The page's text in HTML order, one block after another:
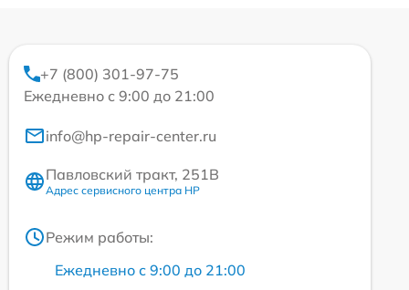
+7 (800) 301-97-75
Ежедневно с 9:00 до 21:00
info@hp-repair-center.ru
Павловский тракт, 251В
Адрес сервисного центра HP
Режим работы:
Ежедневно с 9:00 до 21:00